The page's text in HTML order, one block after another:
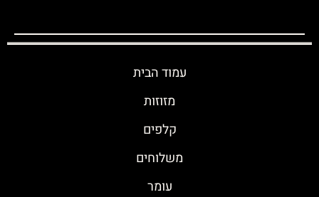
עמוד הבית
מזוזות
קלפים
משלוחים
עומר